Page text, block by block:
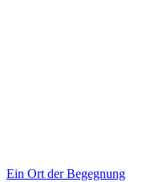
Ein Ort der Begegnung